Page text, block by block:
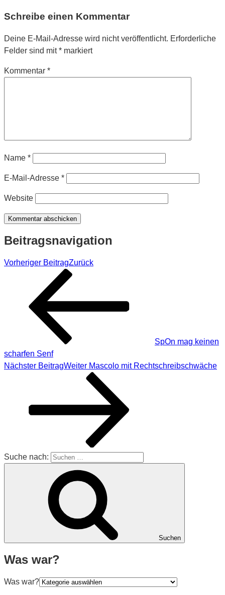
Schreibe einen Kommentar
Deine E-Mail-Adresse wird nicht veröffentlicht. Erforderliche
Felder sind mit* markiert
Kommentar *
Name *
E-Mail-Adresse *
Website
Beitragsnavigation
Vorheriger BeitragZurück
SpOn mag keinen
scharfen Senf
Nächster BeitragWeiter Mascolo mit Rechtschreibschwäche
Suche nach:
Suchen
Was war?
Was war?